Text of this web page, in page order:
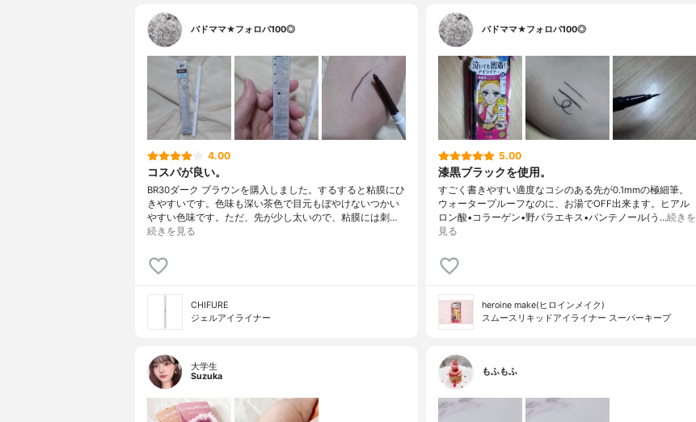
バドママ★フォロバ100◎
4.00
コスパが良い。
BR30ダーク ブラウンを購入しました。するすると粘膜にひ
きやすいです。色味も深い茶色で目元もぼやけないつかい
やすい色味です。ただ、先が少し太いので、粘膜には刺…
続きを見る
CHIFURE
ジェルアイライナー
バドママ★フォロバ100◎
5.00
漆黒ブラックを使用。
すごく書きやすい適度なコシのある先が0.1mmの極細筆。
ウォータープルーフなのに、お湯でOFF出来ます。ヒアル
ロン酸•コラーゲン•野バラエキス•パンテノール(う…続きを
見る
heroine make(ヒロインメイク)
スムースリキッドアイライナー スーパーキープ
大学生
Suzuka
もふもふ